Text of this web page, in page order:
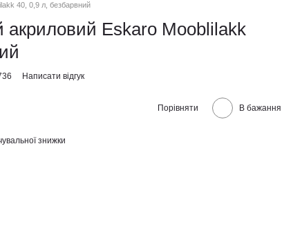
40, 0,9 л, безбарвний
акриловий Eskaro Mooblilakk
Написати відгук
Порівняти В бажання
знижки